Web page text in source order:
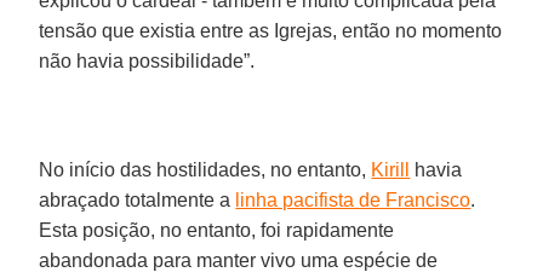
tensão que existia entre as Igrejas, então no momento
não havia possibilidade”.
No início das hostilidades, no entanto, Kirill
havia
abraçado totalmente a linha pacifista de Francisco.
Esta posição, no entanto, foi rapidamente
abandonada para manter vivo uma espécie de